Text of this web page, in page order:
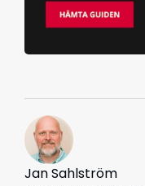
Jan Sahlström